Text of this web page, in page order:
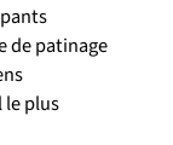
de patinage
plus